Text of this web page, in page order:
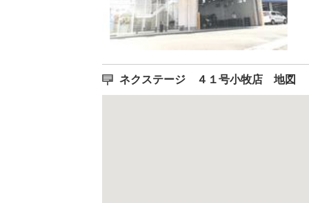
ネクステージ ４１号小牧店 地図